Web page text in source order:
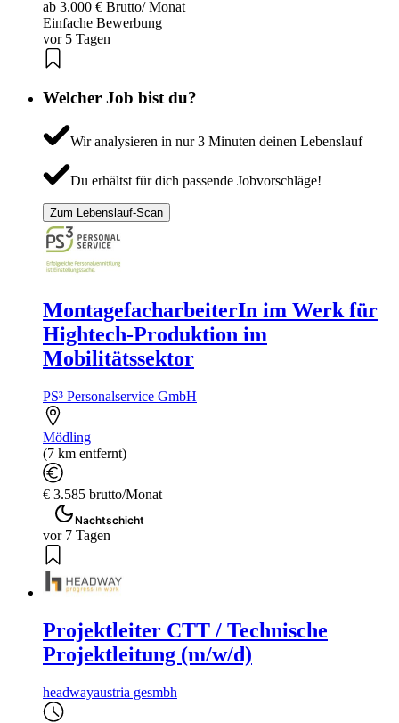
ab 3.000 € Brutto/ Monat
Einfache Bewerbung
vor 5 Tagen
Welcher Job bist du?
Wir analysieren in nur 3 Minuten deinen Lebenslauf
Du erhältst für dich passende Jobvorschläge!
Zum Lebenslauf-Scan
MontagefacharbeiterIn im Werk für
Hightech-Produktion im
Mobilitätssektor
PS³ Personalservice GmbH
Mödling
(7 km entfernt)
€ 3.585 brutto/Monat
Nachtschicht
vor 7 Tagen
Projektleiter CTT / Technische
Projektleitung (m/w/d)
headwayaustria gesmbh